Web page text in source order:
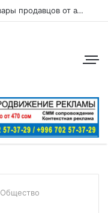
Wildberries начала страховать товары продавцов от атак беспилотников
Общество